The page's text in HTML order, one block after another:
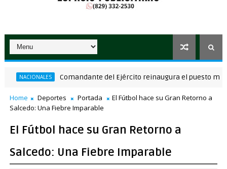
NACIONALES Comandante del Ejército reinaugura el puesto militar
Home Deportes Portada
El Fútbol hace su Gran Retorno a
Salcedo: Una Fiebre Imparable
El Fútbol hace su Gran Retorno a
Salcedo: Una Fiebre Imparable